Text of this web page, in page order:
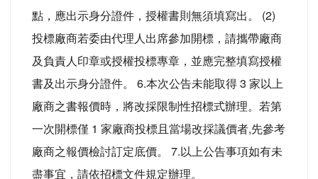
點，應出示身分證件，授權書則無須填寫出。 (2)
投標廠商若委由代理人出席參加開標，請攜帶廠商
及負責人印章或授權投標專章，並應完整填寫授權
書及出示身分證件。 6.本次公告未能取得 3 家以上
廠商之書報價時，將改採限制性招標式辦理。若第
一次開標僅 1 家廠商投標且當場改採議價者,先參考
廠商之報價檢討訂定底價。 7.以上公告事項如有未
盡事宜，請依招標文件規定辦理。